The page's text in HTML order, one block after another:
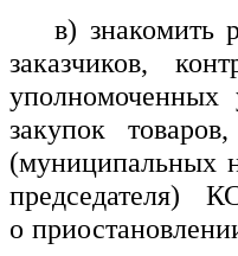
в) знакомить
заказчиков,
уполномоченных
закупок
(муниципальных
председателя)
о